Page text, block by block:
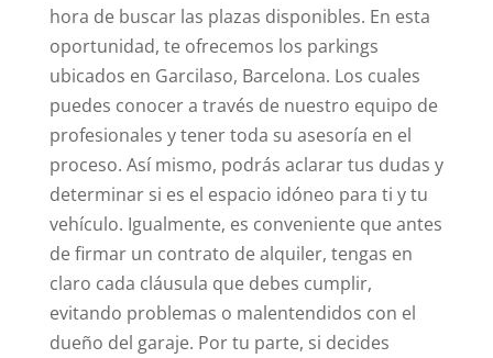
hora de buscar las plazas disponibles. En esta
oportunidad, te ofrecemos los parkings
ubicados en Garcilaso, Barcelona. Los cuales
puedes conocer a través de nuestro equipo de
profesionales y tener toda su asesoría en el
proceso. Así mismo, podrás aclarar tus dudas y
determinar si es el espacio idóneo para ti y tu
vehículo. Igualmente, es conveniente que antes
de firmar un contrato de alquiler, tengas en
claro cada cláusula que debes cumplir,
evitando problemas o malentendidos con el
dueño del garaje. Por tu parte, si decides